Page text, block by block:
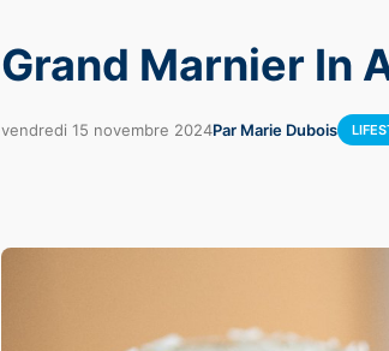
Grand Marnier In
vendredi 15 novembre 2024Par Marie Dubois